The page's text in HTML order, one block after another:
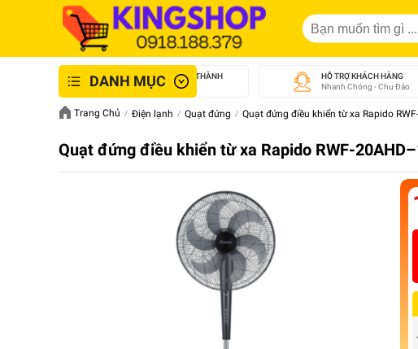
DANH MỤCGIAO NHANH NỘI THÀNH
An Toàn - Tận Tâm
HỖ TRỢ KHÁCH HÀNG
Nhanh Chóng - Chu Đáo
Trang Chủ Điện lạnh Quạt đứng Quạt đứng điều khiển từ xa Rapido
Quạt đứng điều khiển từ xa Rapido RWF-